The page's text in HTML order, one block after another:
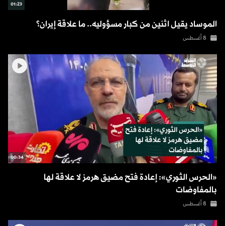
01:23
الموساد يقيل اثنين من كبار مسؤوليه.. ما علاقة إيران؟
8 أغسطس
00:34
«الحرس الثوري»: إعادة فتح مضيق هرمز لا علاقة لها
بالمفاوضات
8 أغسطس